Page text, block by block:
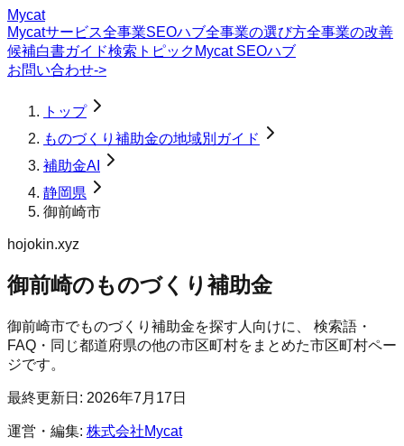
Mycat
Mycatサービス全事業SEOハブ全事業の選び方全事業の改善
候補白書ガイド検索トピック Mycat SEOハブ
お問い合わせ->
トップ
ものづくり補助金の地域別ガイド
補助金AI
静岡県
御前崎市
hojokin.xyz
御前崎のものづくり補助金
御前崎市でものづくり補助金を探す人向けに、 検索語・
FAQ・同じ都道府県の他の市区町村をまとめた市区町村ペー
ジです。
最終更新日: 2026年7月17日
運営・編集: 株式会社Mycat